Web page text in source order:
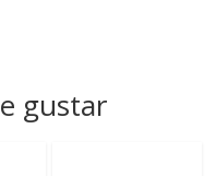
gustar